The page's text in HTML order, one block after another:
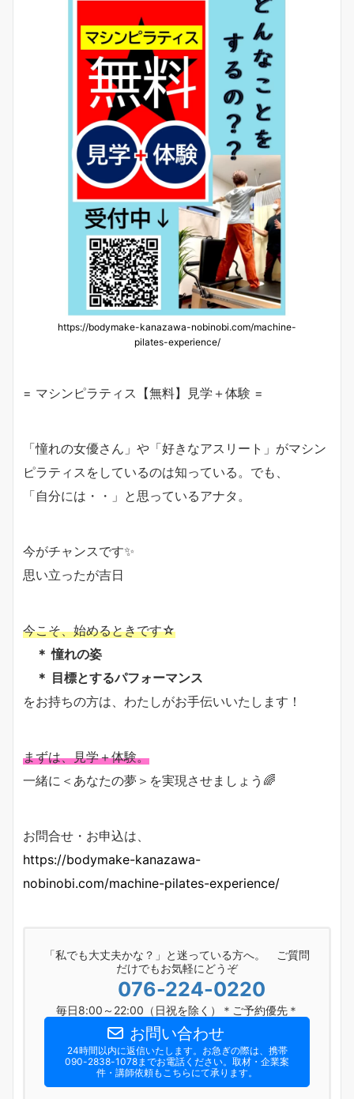
https://bodymake-kanazawa-nobinobi.com/machine-
pilates-experience/
= マシンピラティス【無料】見学＋体験 =
「憧れの女優さん」や「好きなアスリート」がマシン
ピラティスをしているのは知っている。でも、
「自分には・・」と思っているアナタ。
今がチャンスです✨
思い立ったが吉日
今こそ、始めるときです☆
＊ 憧れの姿
＊ 目標とするパフォーマンス
をお持ちの方は、わたしがお手伝いいたします！
まずは、見学＋体験。
一緒に＜あなたの夢＞を実現させましょう🌈
お問合せ・お申込は、
https://bodymake-kanazawa-
nobinobi.com/machine-pilates-experience/
「私でも大丈夫かな？」と迷っている方へ。 ご質問
だけでもお気軽にどうぞ
076-224-0220
毎日8:00～22:00（日祝を除く）＊ご予約優先＊
お問い合わせ
24時間以内に返信いたします。お急ぎの際は、携帯
090-2838-1078までお電話ください。​取材・企業案
件・講師依頼もこちらにて承ります。